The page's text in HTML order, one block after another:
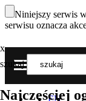
Niniejszy serwis
serwisu oznacza
MENU
x
szukaj
Najczęściej
EN